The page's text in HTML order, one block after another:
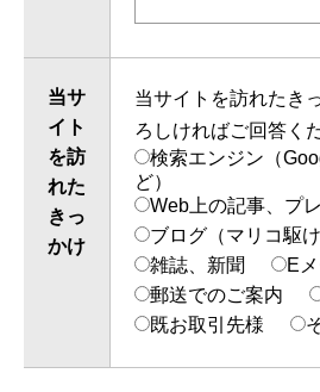
当サ
イト
を訪
れた
きっ
かけ
当サイトを訪れたき
ろしければご回答く
検索エンジン（
ど）
Web上の記事、プ
ブログ（マリコ駆け
雑誌、新聞
E
郵送でのご案内
既お取引先様